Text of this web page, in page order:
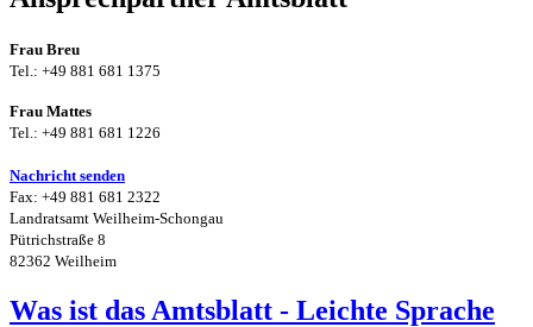
Frau Breu
Tel.: +49 881 681 1375
Frau Mattes
Tel.: +49 881 681 1226
Nachricht senden
Fax: +49 881 681 2322
Landratsamt Weilheim-Schongau
Pütrichstraße 8
82362 Weilheim
Was ist das Amtsblatt - Leichte Sprache